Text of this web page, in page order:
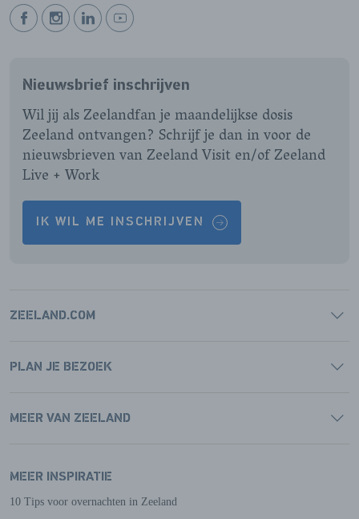
BEKIJK
PAGINA
BEKIJK
PAGINA
BEKIJK
PAGINA
BEKIJK
PAGINA
Nieuwsbrief inschrijven
Wil jij als Zeelandfan je maandelijkse dosis
Zeeland ontvangen? Schrijf je dan in voor de
nieuwsbrieven van Zeeland Visit en/of Zeeland
Live + Work
IK WIL ME INSCHRIJVEN
ZEELAND.COM
PLAN JE BEZOEK
MEER VAN ZEELAND
MEER INSPIRATIE
10 Tips voor overnachten in Zeeland